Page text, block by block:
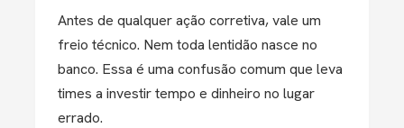
Antes de qualquer ação corretiva, vale um
freio técnico. Nem toda lentidão nasce no
banco. Essa é uma confusão comum que leva
times a investir tempo e dinheiro no lugar
errado.